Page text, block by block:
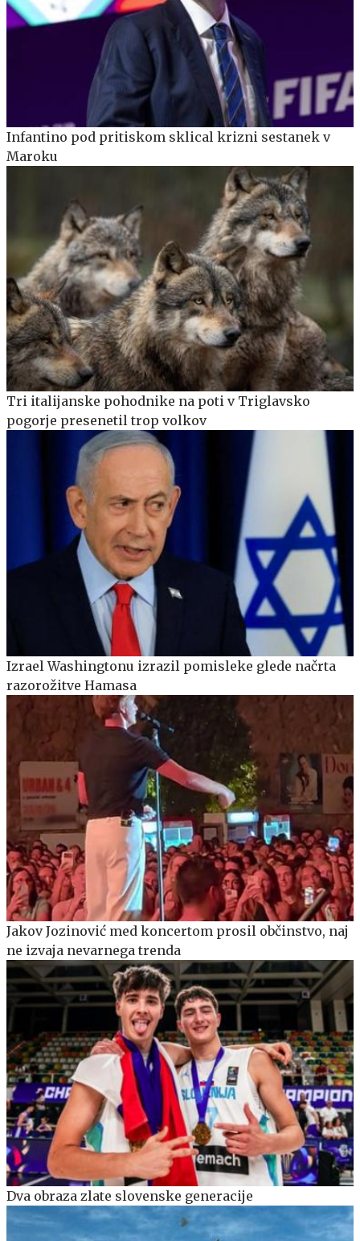
Infantino pod pritiskom sklical krizni sestanek v
Maroku
Tri italijanske pohodnike na poti v Triglavsko
pogorje presenetil trop volkov
Izrael Washingtonu izrazil pomisleke glede načrta
razorožitve Hamasa
Jakov Jozinović med koncertom prosil občinstvo, naj
ne izvaja nevarnega trenda
Dva obraza zlate slovenske generacije